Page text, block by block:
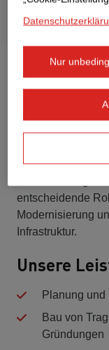
Der Tiefbau
Spezialist:innen
Erfahrung ein,
und effizient zu
Aspekte wie
entscheidende
Modernisierung
Infrastruktur.
Unsere
Planung und
Bau von
Gründungen
Nur